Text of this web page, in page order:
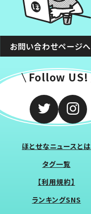
お問い合わせページへ
Follow US!
ほとせなニュースとは
タグ一覧
【利用規約】
ランキングSNS